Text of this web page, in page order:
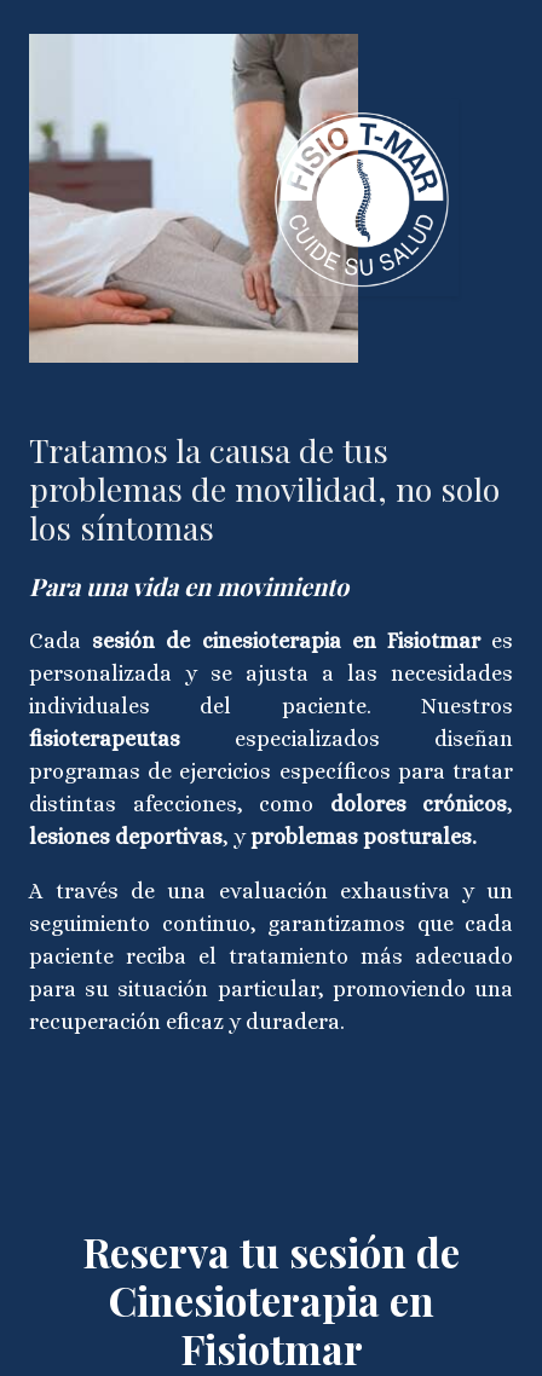
Tratamos la causa de tus
problemas de movilidad, no solo
los síntomas
Para una vida en movimiento
Cada sesión de cinesioterapia en Fisiotmares
personalizada y se ajusta a las necesidades
individuales del paciente. Nuestros
fisioterapeutas especializados diseñan
programas de ejercicios específicos para tratar
distintas afecciones, como dolores crónicos,
lesiones deportivas, yproblemas posturales.
A través de una evaluación exhaustiva y un
seguimiento continuo, garantizamos que cada
paciente reciba el tratamiento más adecuado
para su situación particular, promoviendo una
recuperación eficaz y duradera.
Reserva tu sesión de
Cinesioterapia en
Fisiotmar